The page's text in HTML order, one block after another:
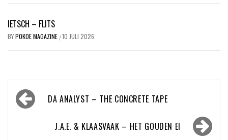
IETSCH – FLITS
BYPOKOE MAGAZINE /10 JULI 2026
Bericht
navigatieDA ANALYST – THE CONCRETE TAPE
J.A.E. & KLAASVAAK – HET GOUDEN EI